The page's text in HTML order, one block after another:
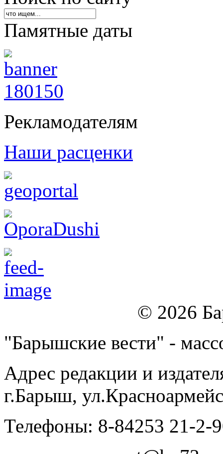
Памятные даты
Рекламодателям
Наши расценки
© 2026
"Барышские вести" -
Адрес редакции и
г.Барыш,
Телефоны: 8-84253 21-2-